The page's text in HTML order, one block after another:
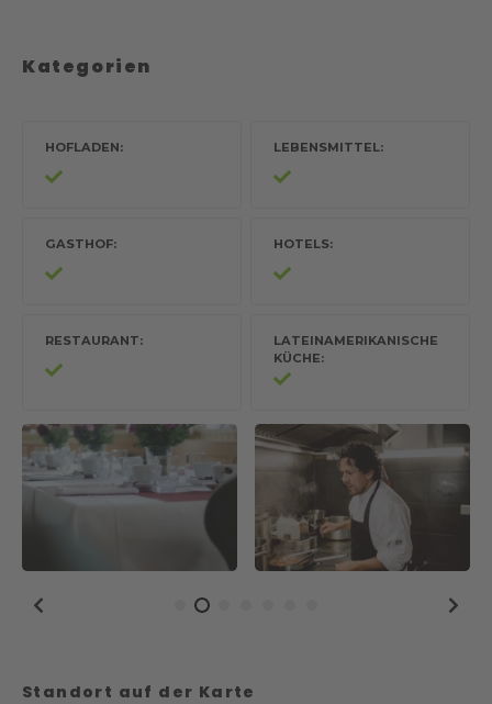
Kategorien
HOFLADEN LEBENSMITTEL
GASTHOF HOTELS
RESTAURANT
LATEINAMERIKANISCHE
KÜCHE
Standort auf der Karte